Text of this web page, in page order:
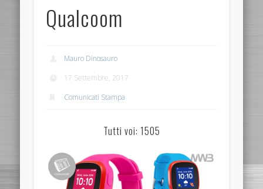
Qualcoom
Mauro Dinosauro
17 Settembre, 2017
Comunicati Stampa
Tutti voi: 1505